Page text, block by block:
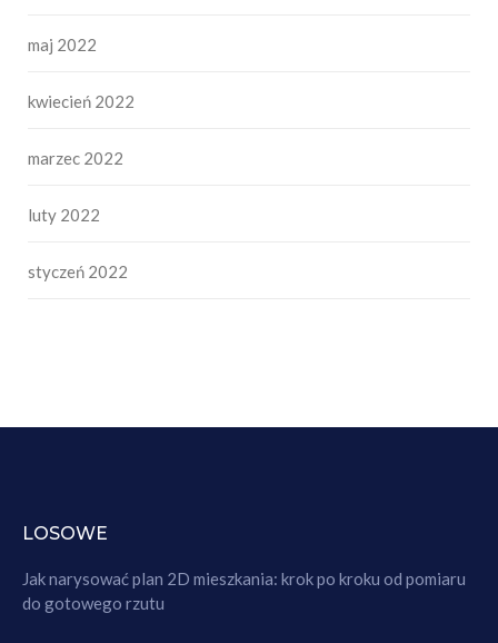
maj 2022
kwiecień 2022
marzec 2022
luty 2022
styczeń 2022
LOSOWE
Jak narysować plan 2D mieszkania: krok po kroku od pomiaru
do gotowego rzutu